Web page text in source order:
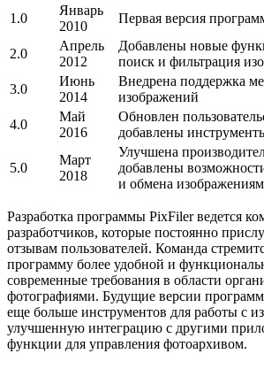
1.0
Январь
2010
Первая версия
2.0
Апрель
2012
Добавлены новые
поиск и фильтрация
3.0
Июнь
2014
Внедрена поддержка
изображений
4.0
Май
2016
Обновлен
добавлены
5.0
Март
2018
Улучшена
добавлены
и обмена
Разработка программы PixFiler ведется
разработчиков, которые постоянно
отзывам пользователей. Команда
программу более удобной и
современные требования в области
фотографиями. Будущие версии
еще больше инструментов для работы с
улучшенную интеграцию с другими
функции для управления фотоархивом.